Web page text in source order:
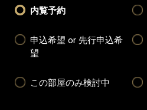
内覧予約
申込希望 or 先行申込希
望
この部屋のみ検討中